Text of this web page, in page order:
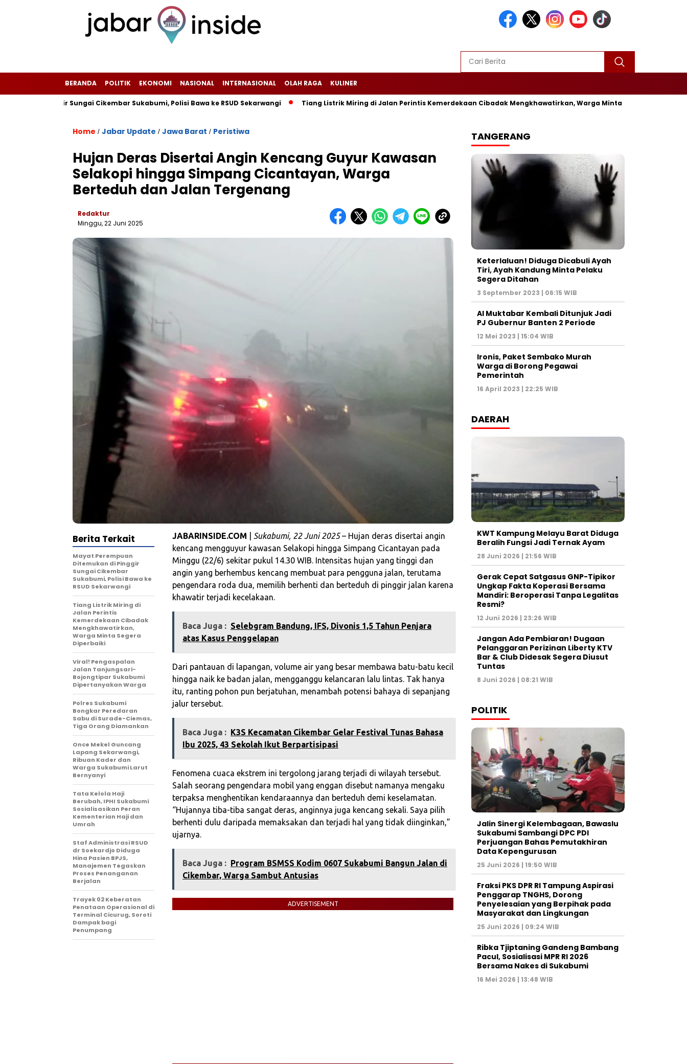
BERANDA POLITIK EKONOMI NASIONAL INTERNASIONAL OLAH RAGA KULINER
Pinggir Sungai Cikembar Sukabumi, Polisi Bawa ke RSUD Sekarwangi‎ Tiang Listrik Miring di Jalan Perintis Kemerdekaan Cibadak Mengkhawatirkan, Warga Minta Segera Diperbaiki
Home / Jabar Update / Jawa Barat / Peristiwa
Hujan Deras Disertai Angin Kencang Guyur Kawasan
Selakopi hingga Simpang Cicantayan, Warga
Berteduh dan Jalan Tergenang
Redaktur
Minggu, 22 Juni 2025
JABARINSIDE.COM Sukabumi, 22 Juni 2025– Hujan deras disertai angin
kencang mengguyur kawasan Selakopi hingga Simpang Cicantayan pada
Minggu (22/6) sekitar pukul 14.30 WIB. Intensitas hujan yang tinggi dan
angin yang berhembus kencang membuat para pengguna jalan, terutama
pengendara roda dua, memilih berhenti dan berteduh di pinggir jalan karena
khawatir terjadi kecelakaan.
Baca Juga : Selebgram Bandung, IFS, Divonis 1,5 Tahun Penjara
atas Kasus Penggelapan
Dari pantauan di lapangan, volume air yang besar membawa batu-batu kecil
hingga naik ke badan jalan, mengganggu kelancaran lalu lintas. Tak hanya
itu, ranting pohon pun berjatuhan, menambah potensi bahaya di sepanjang
jalur tersebut.
Baca Juga : K3S Kecamatan Cikembar Gelar Festival Tunas Bahasa
Ibu 2025, 43 Sekolah Ikut Berpartisipasi
Fenomena cuaca ekstrem ini tergolong jarang terjadi di wilayah tersebut.
Salah seorang pengendara mobil yang enggan disebut namanya mengaku
terpaksa menghentikan kendaraannya dan berteduh demi keselamatan.
“Hujannya tiba-tiba sangat deras, anginnya juga kencang sekali. Saya pilih
berhenti dulu daripada memaksakan dan terjadi hal yang tidak diinginkan,”
ujarnya.
Baca Juga : Program BSMSS Kodim 0607 Sukabumi Bangun Jalan di
Cikembar, Warga Sambut Antusias
ADVERTISEMENT
Berita Terkait
‎Mayat Perempuan
Ditemukan di Pinggir
Sungai Cikembar
Sukabumi, Polisi Bawa ke
RSUD Sekarwangi‎
Tiang Listrik Miring di
Jalan Perintis
Kemerdekaan Cibadak
Mengkhawatirkan,
Warga Minta Segera
Diperbaiki
Viral! Pengaspalan
Jalan Tanjungsari-
Bojongtipar Sukabumi
Dipertanyakan Warga
Polres Sukabumi
Bongkar Peredaran
Sabu di Surade-Ciemas,
Tiga Orang Diamankan
Once Mekel Guncang
Lapang Sekarwangi,
Ribuan Kader dan
Warga Sukabumi Larut
Bernyanyi
Tata Kelola Haji
Berubah, IPHI Sukabumi
Sosialisasikan Peran
Kementerian Haji dan
Umrah
Staf Administrasi RSUD
dr Soekardjo Diduga
Hina Pasien BPJS,
Manajemen Tegaskan
Proses Penanganan
Berjalan
‎Trayek 02 Keberatan
Penataan Operasional di
Terminal Cicurug, Soroti
Dampak bagi
Penumpang
TANGERANG
Keterlaluan! Diduga Dicabuli Ayah
Tiri, Ayah Kandung Minta Pelaku
Segera Ditahan
3 September 2023 | 06:15 WIB
Al Muktabar Kembali Ditunjuk Jadi
PJ Gubernur Banten 2 Periode
12 Mei 2023 | 15:04 WIB
Ironis, Paket Sembako Murah
Warga di Borong Pegawai
Pemerintah
16 April 2023 | 22:25 WIB
DAERAH
KWT Kampung Melayu Barat Diduga
Beralih Fungsi Jadi Ternak Ayam
28 Juni 2026 | 21:56 WIB
Gerak Cepat Satgasus GNP-Tipikor
Ungkap Fakta Koperasi Bersama
Mandiri: Beroperasi Tanpa Legalitas
Resmi?
12 Juni 2026 | 23:26 WIB
Jangan Ada Pembiaran! Dugaan
Pelanggaran Perizinan Liberty KTV
Bar & Club Didesak Segera Diusut
Tuntas
8 Juni 2026 | 08:21 WIB
POLITIK
Jalin Sinergi Kelembagaan, Bawaslu
Sukabumi Sambangi DPC PDI
Perjuangan Bahas Pemutakhiran
Data Kepengurusan
25 Juni 2026 | 19:50 WIB
‎Fraksi PKS DPR RI Tampung Aspirasi
Penggarap TNGHS, Dorong
Penyelesaian yang Berpihak pada
Masyarakat dan Lingkungan‎
25 Juni 2026 | 09:24 WIB
Ribka Tjiptaning Gandeng Bambang
Pacul, Sosialisasi MPR RI 2026
Bersama Nakes di Sukabumi
16 Mei 2026 | 13:48 WIB